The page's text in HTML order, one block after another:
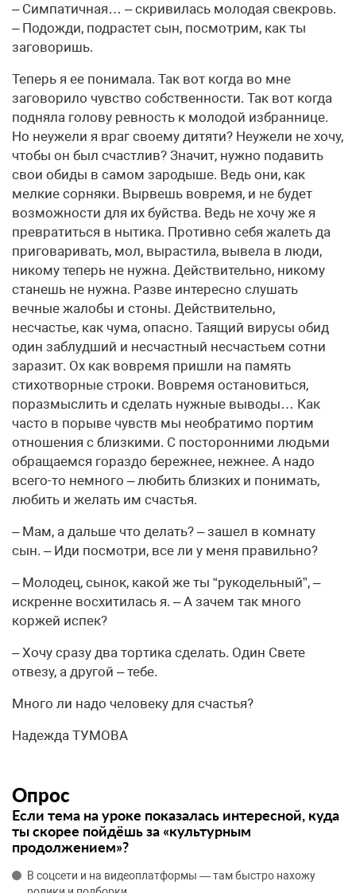
– Симпатичная… – скривилась молодая свекровь.
– Подожди, подрастет сын, посмотрим, как ты
заговоришь.
Теперь я ее понимала. Так вот когда во мне
заговорило чувство собственности. Так вот когда
подняла голову ревность к молодой избраннице.
Но неужели я враг своему дитяти? Неужели не хочу,
чтобы он был счастлив? Значит, нужно подавить
свои обиды в самом зародыше. Ведь они, как
мелкие сорняки. Вырвешь вовремя, и не будет
возможности для их буйства. Ведь не хочу же я
превратиться в нытика. Противно себя жалеть да
приговаривать, мол, вырастила, вывела в люди,
никому теперь не нужна. Действительно, никому
станешь не нужна. Разве интересно слушать
вечные жалобы и стоны. Действительно,
несчастье, как чума, опасно. Таящий вирусы обид
один заблудший и несчастный несчастьем сотни
заразит. Ох как вовремя пришли на память
стихотворные строки. Вовремя остановиться,
поразмыслить и сделать нужные выводы… Как
часто в порыве чувств мы необратимо портим
отношения с близкими. С посторонними людьми
обращаемся гораздо бережнее, нежнее. А надо
всего-то немного – любить близких и понимать,
любить и желать им счастья.
– Мам, а дальше что делать? – зашел в комнату
сын. – Иди посмотри, все ли у меня правильно?
– Молодец, сынок, какой же ты “рукодельный”, –
искренне восхитилась я. – А зачем так много
коржей испек?
– Хочу сразу два тортика сделать. Один Свете
отвезу, а другой – тебе.
Много ли надо человеку для счастья?
Надежда ТУМОВА
Опрос
Если тема на уроке показалась интересной, куда
ты скорее пойдёшь за «культурным
продолжением»?
В соцсети и на видеоплатформы — там быстро нахожу